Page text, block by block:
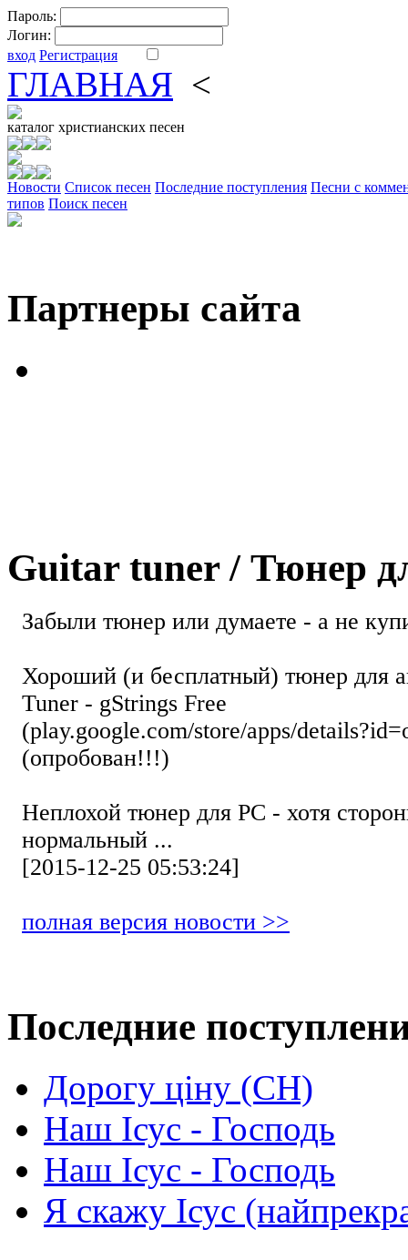
Пароль:
Логин:
вход Регистрация
ГЛАВНАЯ <
каталог христианских песен
Новости Cписок песен Последние поступления Песни с
типов Поиск песен
Партнеры сайта
Guitar tuner / Тюнер
Забыли тюнер или думаете - а не
Хороший (и бесплатный) тюнер для
Tuner - gStrings Free
(play.google.com/store/apps/
(опробован!!!)
Неплохой тюнер для РС - хотя
нормальный ...
[2015-12-25 05:53:24]
полная версия новости >>
Последние
Дорогу ціну (СН)
Наш Ісус - Господь
Наш Ісус - Господь
Я скажу Ісус